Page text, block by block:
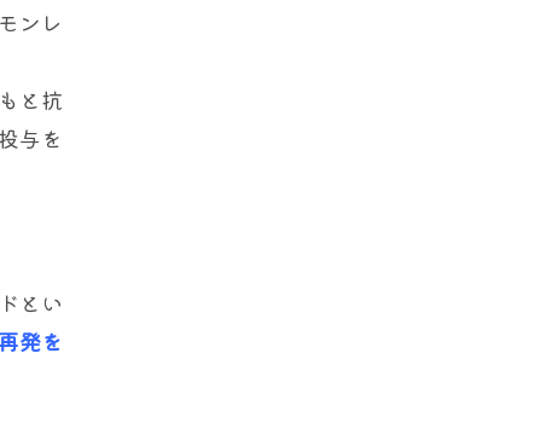
ンレ
と抗
与を
とい
発を